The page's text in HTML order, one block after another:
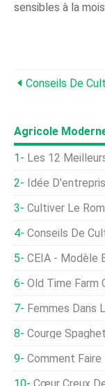
sensibles à la
Agricole
Les 12 Meilleurs
Idée D'entreprise
Cultiver Le
Conseils De
CEIA - Modèle
Old Time Farm
Femmes Dans
Courge Spaghetti
Comment Faire